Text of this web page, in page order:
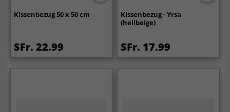
Kissenbezug 50 x 50 cm
SFr. 22.99
Kissenbezug - Yrsa
(hellbeige)
SFr. 17.99